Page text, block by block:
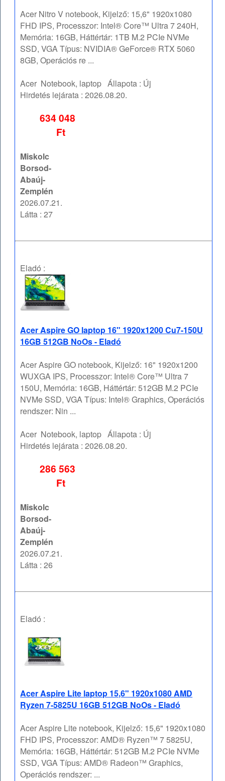
Acer Nitro V notebook, Kijelző: 15,6" 1920x1080
FHD IPS, Processzor: Intel® Core™ Ultra 7 240H,
Memória: 16GB, Háttértár: 1TB M.2 PCIe NVMe
SSD, VGA Típus: NVIDIA® GeForce® RTX 5060
8GB, Operációs re ...
Acer Notebook, laptop Állapota : Új
Hirdetés lejárata :2026.08.20.
634 048
Ft
Miskolc
Borsod-
Abaúj-
Zemplén
2026.07.21.
Látta : 27
Eladó :
Acer Aspire GO laptop 16" 1920x1200 Cu7-150U
16GB 512GB NoOs - Eladó
Acer Aspire GO notebook, Kijelző: 16" 1920x1200
WUXGA IPS, Processzor: Intel® Core™ Ultra 7
150U, Memória: 16GB, Háttértár: 512GB M.2 PCIe
NVMe SSD, VGA Típus: Intel® Graphics, Operációs
rendszer: Nin ...
Acer Notebook, laptop Állapota : Új
Hirdetés lejárata :2026.08.20.
286 563
Ft
Miskolc
Borsod-
Abaúj-
Zemplén
2026.07.21.
Látta : 26
Eladó :
Acer Aspire Lite laptop 15,6" 1920x1080 AMD
Ryzen 7-5825U 16GB 512GB NoOs - Eladó
Acer Aspire Lite notebook, Kijelző: 15,6" 1920x1080
FHD IPS, Processzor: AMD® Ryzen™ 7 5825U,
Memória: 16GB, Háttértár: 512GB M.2 PCIe NVMe
SSD, VGA Típus: AMD® Radeon™ Graphics,
Operációs rendszer: ...